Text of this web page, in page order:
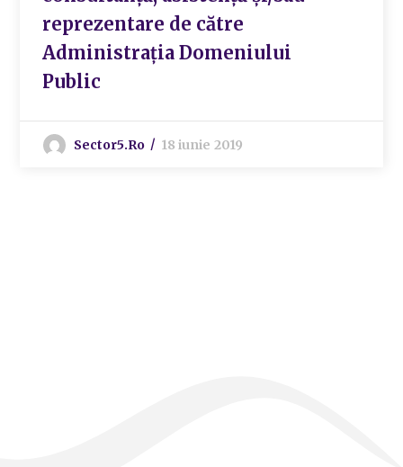
reprezentare de către
Administrația Domeniului
Public
Sector5.ro 18 iunie 2019